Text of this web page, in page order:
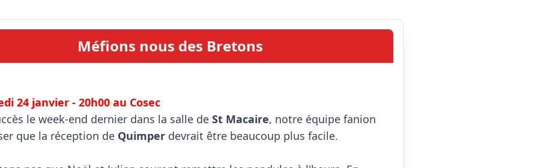
Méfions nous des Bretons
24 janvier - 20h00 au Cosec
le week-end dernier dans la salle de St Macaire, notre équipe fanion
que la réception de Quimper devrait être beaucoup plus facile.